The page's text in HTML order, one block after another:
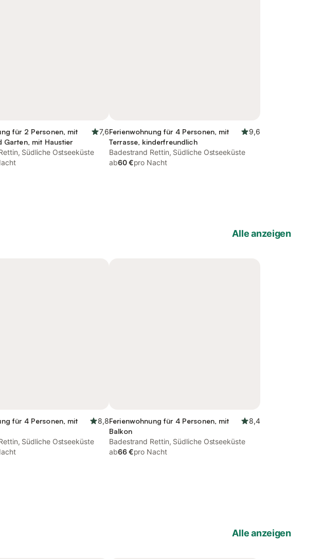
für 2 Personen, mit
Garten, mit Haustier
7,6
Südliche Ostseeküste
Ferienwohnung für 4 Personen, mit
Terrasse, kinderfreundlich
9,6
Badestrand Rettin, Südliche Ostseeküste
ab60 €pro Nacht
Alle anzeigen
für 4 Personen, mit
8,8
Südliche Ostseeküste
Ferienwohnung für 4 Personen, mit
Balkon
8,4
Badestrand Rettin, Südliche Ostseeküste
ab66 €pro Nacht
Alle anzeigen